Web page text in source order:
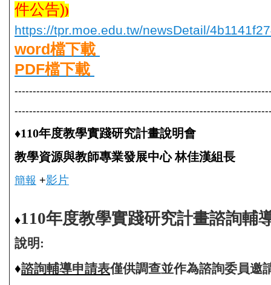
件公告))
https://tpr.moe.edu.tw/newsDetail/
word檔下載
PDF檔下載
♦110年度教學實踐研究計畫說明會
教學資源與教師專業發展中心 林佳漢組長
簡報 +影片
♦110年度教學實踐研究計畫諮詢輔
說明:
♦諮詢輔導申請表僅供調查並作為諮詢委員邀